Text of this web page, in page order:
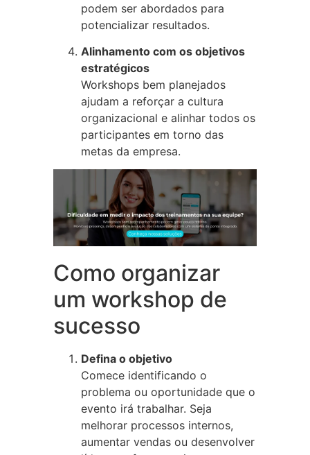
podem ser abordados para
potencializar resultados.
Alinhamento com os objetivos
estratégicos
Workshops bem planejados
ajudam a reforçar a cultura
organizacional e alinhar todos os
participantes em torno das
metas da empresa.
Como organizar
um workshop de
sucesso
Defina o objetivo
Comece identificando o
problema ou oportunidade que o
evento irá trabalhar. Seja
melhorar processos internos,
aumentar vendas ou desenvolver